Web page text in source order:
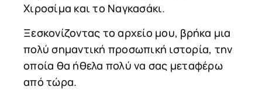
Χιροσίμα και το Ναγκασάκι.
Ξεσκονίζοντας το αρχείο μου, βρήκα μια
πολύ σημαντική προσωπική ιστορία, την
οποία θα ήθελα πολύ να σας μεταφέρω
από τώρα.